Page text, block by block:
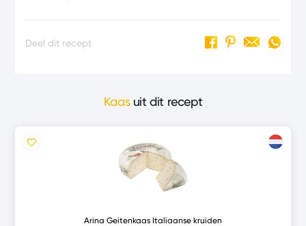
Deel dit recept
Kaasuit dit recept
Arina Geitenkaas Italiaanse kruiden